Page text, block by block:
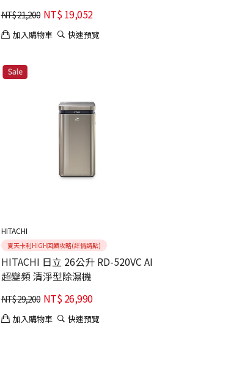
NT$21,200 NT$19,052
加入購物車 快速預覽
HITACHI
夏天卡利HIGH回饋攻略(詳情請點)
HITACHI 日立 26公升 RD-520VC AI
超變頻 清淨型除濕機
NT$29,200 NT$26,990
加入購物車 快速預覽